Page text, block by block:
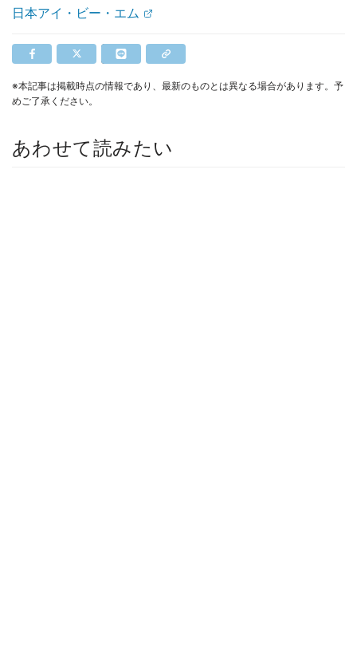
日本アイ・ビー・エム
※本記事は掲載時点の情報であり、最新のものとは異なる場合があります。予
めご了承ください。
あわせて読みたい